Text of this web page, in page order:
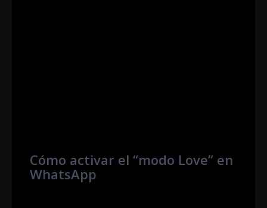
Cómo activar el “modo Love” en
WhatsApp